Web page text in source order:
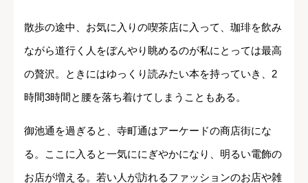
散歩の途中、お気に入りの喫茶店に入って、珈琲を飲み
ながら道行く人をぼんやり眺めるのが私にとっては最高
の贅沢。ときにはゆっくり読みたい本を持っていき、2
時間3時間と腰を落ち着けてしまうこともある。
御池通を過ぎると、寺町通はアーケードの商店街にな
る。ここに入ると一気ににぎやかになり、明るい電飾の
お店が増える。若い人が訪れるファッションのお店や雑